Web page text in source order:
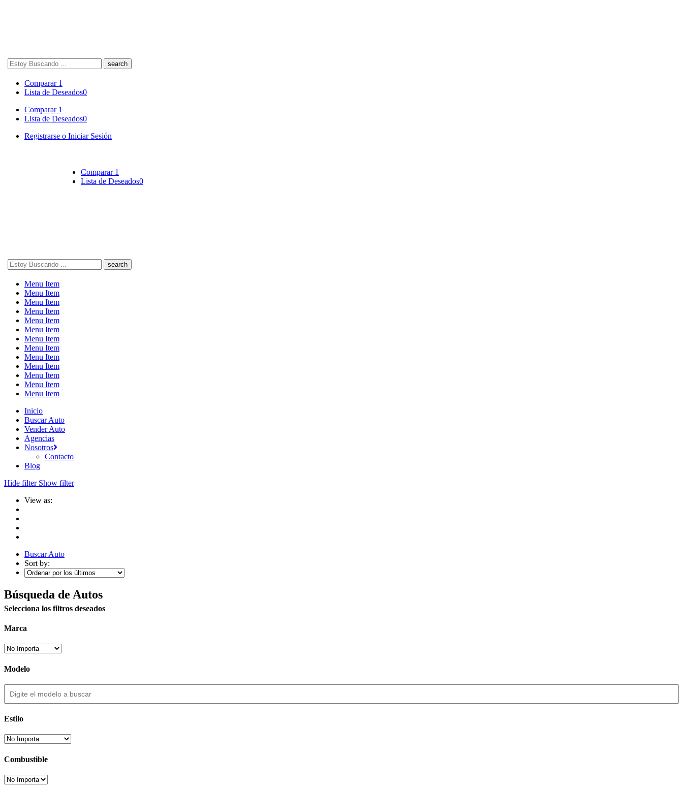
Search
here
Comparar 1
Lista de Deseados0
Comparar 1
Lista de Deseados0
Registrarse o Iniciar Sesión
Comparar 1
Lista de Deseados0
Search
here
Menu Item
Menu Item
Menu Item
Menu Item
Menu Item
Menu Item
Menu Item
Menu Item
Menu Item
Menu Item
Menu Item
Menu Item
Menu Item
Inicio
Buscar Auto
Vender Auto
Agencias
Nosotros
Contacto
Blog
Hide filter Show filter
View as:
Buscar Auto
Sort by:
Búsqueda de Autos
Selecciona los filtros deseados
Marca
Modelo
Estilo
Combustible